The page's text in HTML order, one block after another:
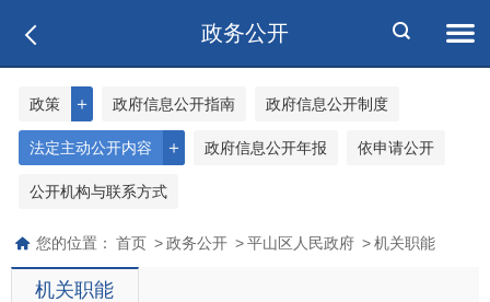
政务公开
＋
政策 政府信息公开指南 政府信息公开制度
＋
法定主动公开内容 政府信息公开年报 依申请公开
公开机构与联系方式
您的位置： 首页 > 政务公开 > 平山区人民政府 > 机关职能
机关职能